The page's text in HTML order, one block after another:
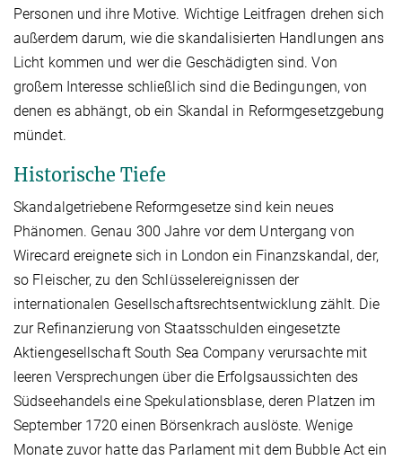
Personen und ihre Motive. Wichtige Leitfragen drehen sich
außerdem darum, wie die skandalisierten Handlungen ans
Licht kommen und wer die Geschädigten sind. Von
großem Interesse schließlich sind die Bedingungen, von
denen es abhängt, ob ein Skandal in Reformgesetzgebung
mündet.
Historische Tiefe
Skandalgetriebene Reformgesetze sind kein neues
Phänomen. Genau 300 Jahre vor dem Untergang von
Wirecard ereignete sich in London ein Finanzskandal, der,
so Fleischer, zu den Schlüsselereignissen der
internationalen Gesellschaftsrechtsentwicklung zählt. Die
zur Refinanzierung von Staatsschulden eingesetzte
Aktiengesellschaft South Sea Company verursachte mit
leeren Versprechungen über die Erfolgsaussichten des
Südseehandels eine Spekulationsblase, deren Platzen im
September 1720 einen Börsenkrach auslöste. Wenige
Monate zuvor hatte das Parlament mit dem Bubble Act ein